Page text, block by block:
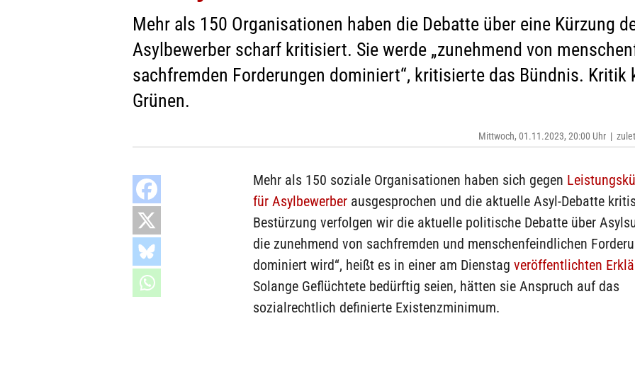
Mehr als 150 Organisationen haben die Debatte über eine Kürzung
Asylbewerber scharf kritisiert. Sie werde „zunehmend von
sachfremden Forderungen dominiert“, kritisierte das Bündnis. Kritik
Grünen.
Mittwoch, 01.11.2023, 20:00 Uhr |
Mehr als 150 soziale Organisationen haben sich gegen
für Asylbewerber ausgesprochen und die aktuelle Asyl-Debatte
Bestürzung verfolgen wir die aktuelle politische Debatte über
die zunehmend von sachfremden und menschenfeindlichen
dominiert wird“, heißt es in einer am Dienstag veröffentlichten
Solange Geflüchtete bedürftig seien, hätten sie Anspruch auf das
sozialrechtlich definierte Existenzminimum.